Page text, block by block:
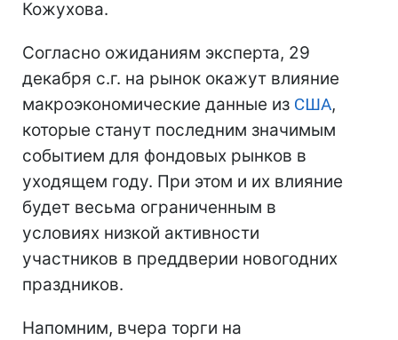
Кожухова.
Согласно ожиданиям эксперта, 29
декабря с.г. на рынок окажут влияние
макроэкономические данные из США,
которые станут последним значимым
событием для фондовых рынков в
уходящем году. При этом и их влияние
будет весьма ограниченным в
условиях низкой активности
участников в преддверии новогодних
праздников.
Напомним, вчера торги на